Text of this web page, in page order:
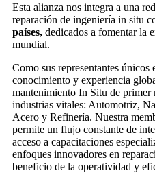
Esta alianza nos integra a una
reparación de ingeniería in situ
países, dedicados a fomentar la
mundial.
Como sus representantes únicos
conocimiento y experiencia
mantenimiento In Situ de
industrias vitales: Automotriz,
Acero y Refinería. Nuestra
permite un flujo constante de
acceso a capacitaciones
enfoques innovadores en
beneficio de la operatividad y